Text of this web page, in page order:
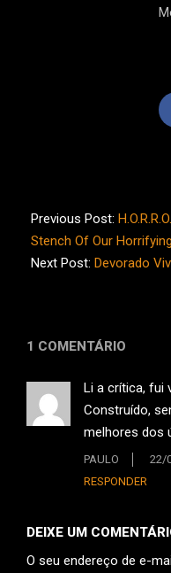
08-
16
Previous Post:
Stench Of Our
Next Post: Devorado
1 COMENTÁRIO
Li a crítica, fui
Construído,
melhores dos
PAULO 22/
RESPONDER
DEIXE UM
O seu endereço de e-